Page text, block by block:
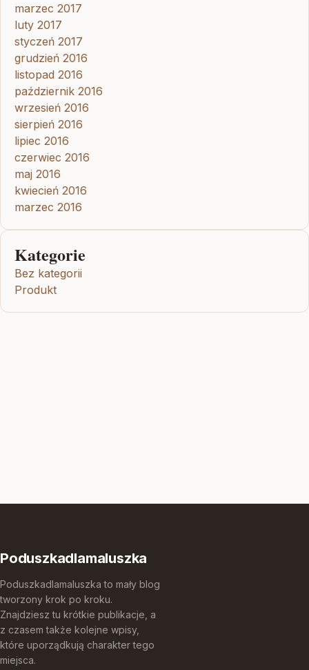
marzec 2017
luty 2017
styczeń 2017
grudzień 2016
listopad 2016
październik 2016
wrzesień 2016
sierpień 2016
lipiec 2016
czerwiec 2016
maj 2016
kwiecień 2016
marzec 2016
Kategorie
Bez kategorii
Produkt
Poduszkadlamaluszka
Poduszkadlamaluszka to mały blog
tworzony krok po kroku.
Znajdziesz tu krótkie publikacje, a
z czasem także kolejne wpisy,
które uporządkują charakter tego
miejsca.